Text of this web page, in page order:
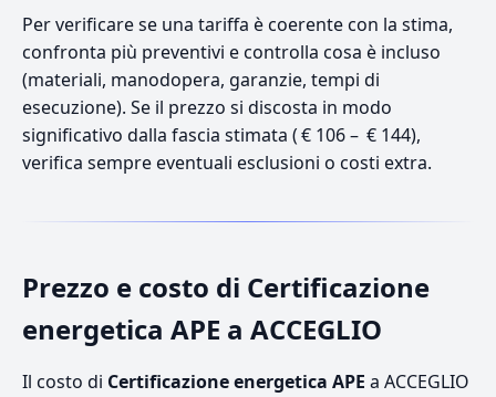
Per verificare se una tariffa è coerente con la stima,
confronta più preventivi e controlla cosa è incluso
(materiali, manodopera, garanzie, tempi di
esecuzione). Se il prezzo si discosta in modo
significativo dalla fascia stimata ( € 106 – € 144),
verifica sempre eventuali esclusioni o costi extra.
Prezzo e costo di Certificazione
energetica APE a ACCEGLIO
Il costo di Certificazione energetica APE a ACCEGLIO